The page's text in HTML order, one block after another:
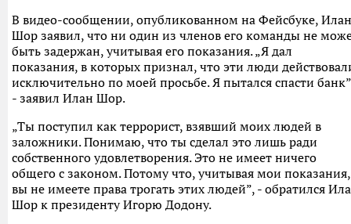
В видео-сообщении, опубликованном на Фейсбуке, Илан
Шор заявил, что ни один из членов его команды не
быть задержан, учитывая его показания. „Я дал
показания, в которых признал, что эти люди
исключительно по моей просьбе. Я пытался спасти
- заявил Илан Шор.
„Ты поступил как террорист, взявший моих людей в
заложники. Понимаю, что ты сделал это лишь ради
собственного удовлетворения. Это не имеет ничего
общего с законом. Потому что, учитывая мои показания,
вы не имеете права трогать этих людей”, - обратился
Шор к президенту Игорю Додону.